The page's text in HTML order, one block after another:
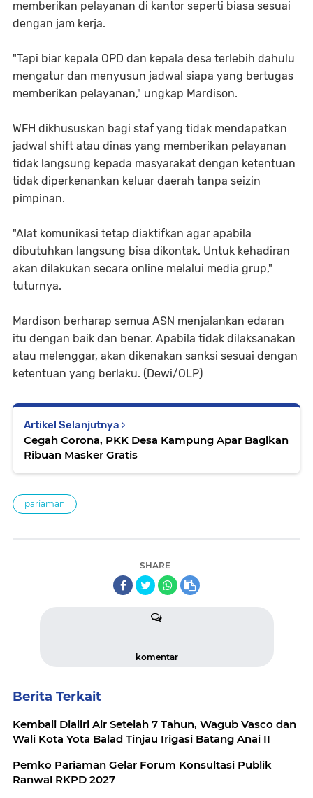
memberikan pelayanan di kantor seperti biasa sesuai
dengan jam kerja.
"Tapi biar kepala OPD dan kepala desa terlebih dahulu
mengatur dan menyusun jadwal siapa yang bertugas
memberikan pelayanan," ungkap Mardison.
WFH dikhususkan bagi staf yang tidak mendapatkan
jadwal shift atau dinas yang memberikan pelayanan
tidak langsung kepada masyarakat dengan ketentuan
tidak diperkenankan keluar daerah tanpa seizin
pimpinan.
"Alat komunikasi tetap diaktifkan agar apabila
dibutuhkan langsung bisa dikontak. Untuk kehadiran
akan dilakukan secara online melalui media grup,"
tuturnya.
Mardison berharap semua ASN menjalankan edaran
itu dengan baik dan benar. Apabila tidak dilaksanakan
atau melenggar, akan dikenakan sanksi sesuai dengan
ketentuan yang berlaku. (Dewi/OLP)
Artikel Selanjutnya
Cegah Corona, PKK Desa Kampung Apar Bagikan
Ribuan Masker Gratis
pariaman
SHARE
komentar
Berita Terkait
Kembali Dialiri Air Setelah 7 Tahun, Wagub Vasco dan
Wali Kota Yota Balad Tinjau Irigasi Batang Anai II
Pemko Pariaman Gelar Forum Konsultasi Publik
Ranwal RKPD 2027